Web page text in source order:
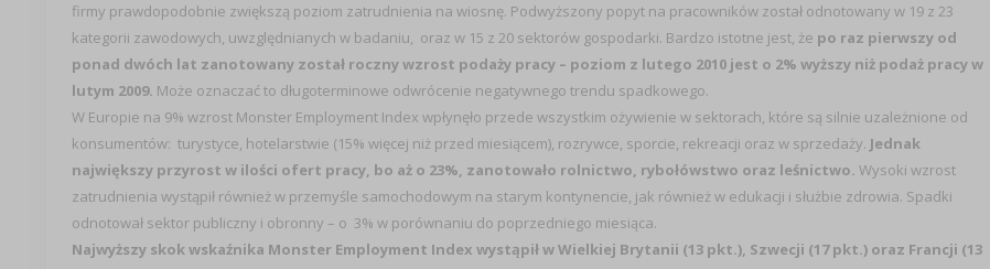
firmy prawdopodobnie zwiększą poziom zatrudnienia na wiosnę. Podwyższony popyt na pracowników został odnotowany w 19 z 23
kategorii zawodowych, uwzględnianych w badaniu, oraz w 15 z 20 sektorów gospodarki. Bardzo istotne jest, że po raz pierwszy od
ponad dwóch lat zanotowany został roczny wzrost podaży pracy – poziom z lutego 2010 jest o 2% wyższy niż podaż pracy w
lutym 2009. Może oznaczać to długoterminowe odwrócenie negatywnego trendu spadkowego.
W Europie na 9% wzrost Monster Employment Index wpłynęło przede wszystkim ożywienie w sektorach, które są silnie uzależnione od
konsumentów: turystyce, hotelarstwie (15% więcej niż przed miesiącem), rozrywce, sporcie, rekreacji oraz w sprzedaży. Jednak
największy przyrost w ilości ofert pracy, bo aż o 23%, zanotowało rolnictwo, rybołówstwo oraz leśnictwo. Wysoki wzrost
zatrudnienia wystąpił również w przemyśle samochodowym na starym kontynencie, jak również w edukacji i służbie zdrowia. Spadki
odnotował sektor publiczny i obronny – o 3% w porównaniu do poprzedniego miesiąca.
Najwyższy skok wskaźnika Monster Employment Index wystąpił w Wielkiej Brytanii (13 pkt.), Szwecji (17 pkt.) oraz Francji (13